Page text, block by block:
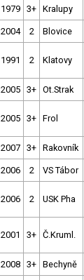
1979 3+ Kralupy
2004 2 Blovice
1991 2 Klatovy
2005 3+ Ot.Strak
2005 3+ Frol
2007 3+ Rakovník
2006 2 VS Tábor
2006 2 USK Pha
2001 3+ Č.Kruml.
2008 3+ Bechyně